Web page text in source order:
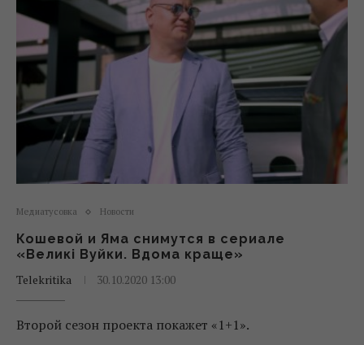
Медиатусовка Новости
Кошевой и Яма снимутся в сериале
«Великі Вуйки. Вдома краще»
Telekritika
30.10.2020 13:00
Второй сезон проекта покажет «1+1».